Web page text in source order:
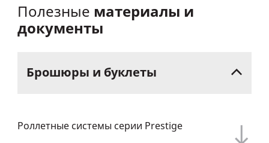
Полезные материалы и
документы
Брошюры и буклеты
Роллетные системы серии Prestige